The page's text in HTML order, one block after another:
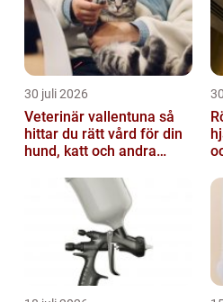
30 juli 2026
Veterinär vallentuna så
hittar du rätt vård för din
hund, katt och andra